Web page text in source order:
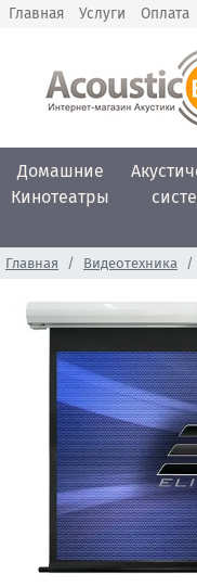
Главная Услуги Оплата
Домашние
Кинотеатры
Главная Видеотехника